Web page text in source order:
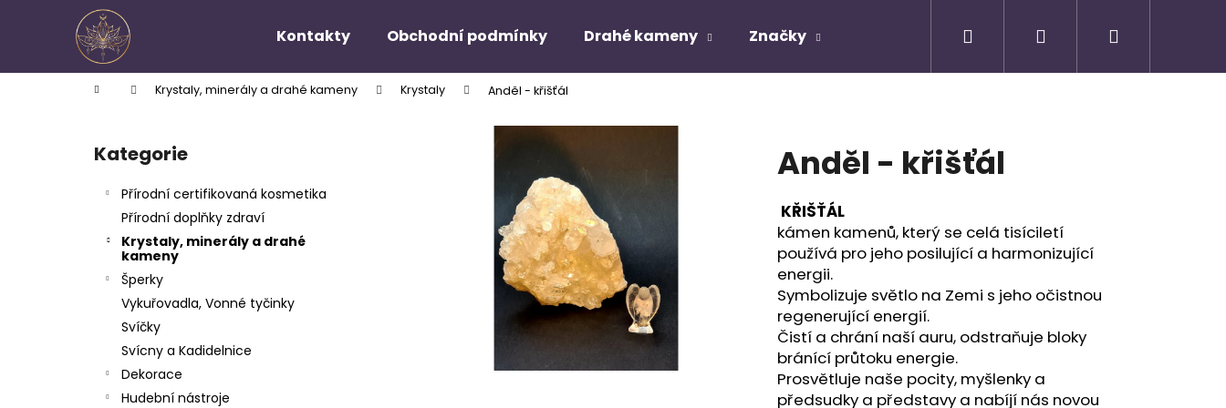
Kontakty Obchodní podmínky Drahé kameny Značky Přihlášení
Domů Krystaly, minerály a drahé kameny Krystaly Anděl - křišťál
Přeskočit
kategorie
Kategorie
Přírodní certifikovaná kosmetika
Přírodní doplňky zdraví
Krystaly, minerály a drahé
kameny
Šperky
Vykuřovadla, Vonné tyčinky
Svíčky
Svícny a Kadidelnice
Dekorace
Hudební nástroje
Anděl - křišťál
KŘIŠŤÁL
kámen kamenů, který se celá tisíciletí
používá pro jeho posilující a harmonizující
energii.
Symbolizuje světlo na Zemi s jeho očistnou
regenerující energií.
Čistí a chrání naší auru, odstraňuje bloky
bránící průtoku energie.
Prosvětluje naše pocity, myšlenky a
předsudky a představy a nabíjí nás novou
í
Zpět
do
Zpět
do
Co potřebujete najít?
Doporučujeme